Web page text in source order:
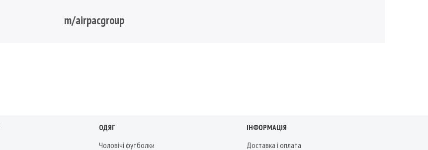
m/airpacgroup
ОДЯГ
Чоловічі футболки
ІНФОРМАЦІЯ
Доставка і оплата